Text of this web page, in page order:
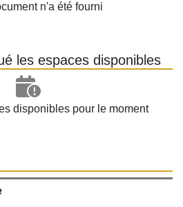
n'a été fourni
les espaces disponibles
disponibles pour le moment